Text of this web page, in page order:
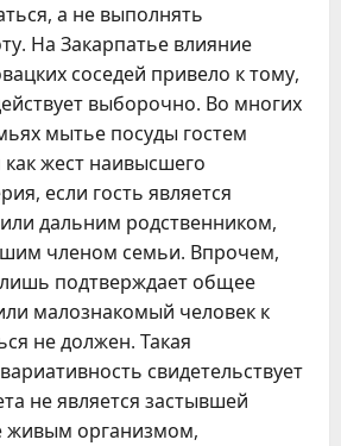
а не выполнять
На Закарпатье влияние
соседей привело к тому,
выборочно. Во многих
мытье посуды гостем
жест наивысшего
если гость является
дальним родственником,
членом семьи. Впрочем,
подтверждает общее
малознакомый человек к
не должен. Такая
свидетельствует
не является застывшей
живым организмом,